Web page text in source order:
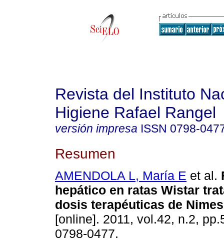
Revista del Instituto
Higiene Rafael Rangel
versión impresa ISSN 0798-
Resumen
AMENDOLA L, María E et al.
hepático en ratas Wistar
dosis terapéuticas de
[online]. 2011, vol.42, n.2,
0798-0477.